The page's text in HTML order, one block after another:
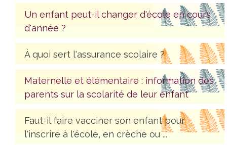
Un enfant peut-il changer d'école en cours
d'année ?
À quoi sert l'assurance scolaire ?
Maternelle et élémentaire : information des
parents sur la scolarité de leur enfant
Faut-il faire vacciner son enfant pour
l'inscrire à l'école, en crèche ou ...